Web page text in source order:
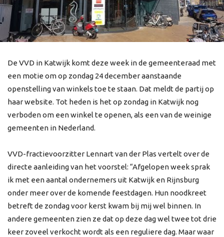
De VVD in Katwijk komt deze week in de gemeenteraad met
een motie om op zondag 24 december aanstaande
openstelling van winkels toe te staan. Dat meldt de partij op
haar website. Tot heden is het op zondag in Katwijk nog
verboden om een winkel te openen, als een van de weinige
gemeenten in Nederland.
VVD-fractievoorzitter Lennart van der Plas vertelt over de
directe aanleiding van het voorstel: “Afgelopen week sprak
ik met een aantal ondernemers uit Katwijk en Rijnsburg
onder meer over de komende feestdagen. Hun noodkreet
betreft de zondag voor kerst kwam bij mij wel binnen. In
andere gemeenten zien ze dat op deze dag wel twee tot drie
keer zoveel verkocht wordt als een reguliere dag. Maar waar